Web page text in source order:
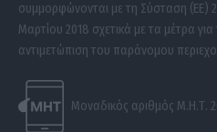
συμμορφώνονται με τη Σύσταση (ΕΕ)
Μαρτίου 2018 σχετικά με τα μέτρα
αντιμετώπιση του παράνομου
Μοναδικός αριθμός Μ.Η.Τ.